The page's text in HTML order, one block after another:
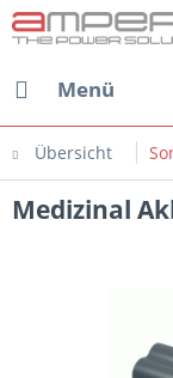
Menü
Übersicht
Medizinal